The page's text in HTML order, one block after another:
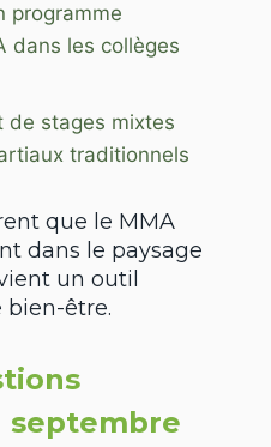
programme
dans les collèges
de stages mixtes
traditionnels
que le MMA
dans le paysage
un outil
bien-être.
septembre